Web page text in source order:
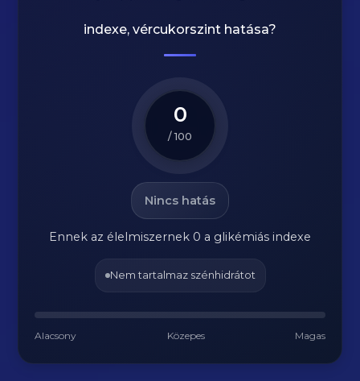
indexe, vércukorszint hatása?
0
/ 100
Nincs hatás
Ennek az élelmiszernek 0 a glikémiás indexe
Nem tartalmaz szénhidrátot
Alacsony Közepes Magas